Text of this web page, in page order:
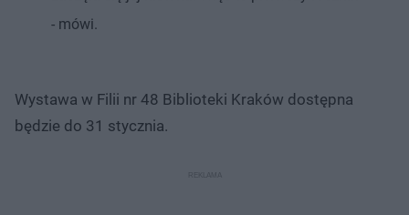
- mówi.
Wystawa w Filii nr 48 Biblioteki Kraków dostępna
będzie do 31 stycznia.